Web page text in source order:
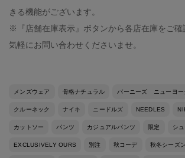
きる機能がございます。
※『店舗在庫表示』ボタンから各店在庫をご確
気軽にお問い合わせくださいませ。
メンズウェア 骨格ナチュラル バーニーズ ニューヨー
クルーネック ナイキ ニードルズ NEEDLES
カットソー パンツ カジュアルパンツ 限定 シ
EXCLUSIVELY OURS 別注 秋コーデ 秋冬シーズン